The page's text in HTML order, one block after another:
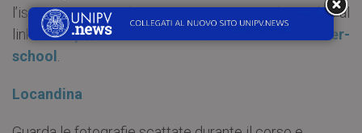
l’iscrizione/quota di partecipazione sono disponibili al
link:http://www.mondino.it/international-winter-
school
Locandina